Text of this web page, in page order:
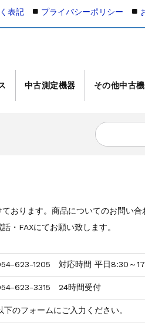
中古測定機器 その他中古
表記 プライバシーポリシー
おります。商品についてのお問い
・FAXにてお願い致します。
623-1205 対応時間 平日8:30～
623-3315 24時間受付
フォームにご入力ください。